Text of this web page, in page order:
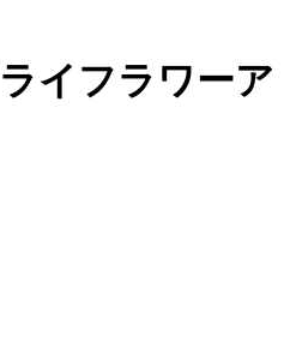
イフラワーア